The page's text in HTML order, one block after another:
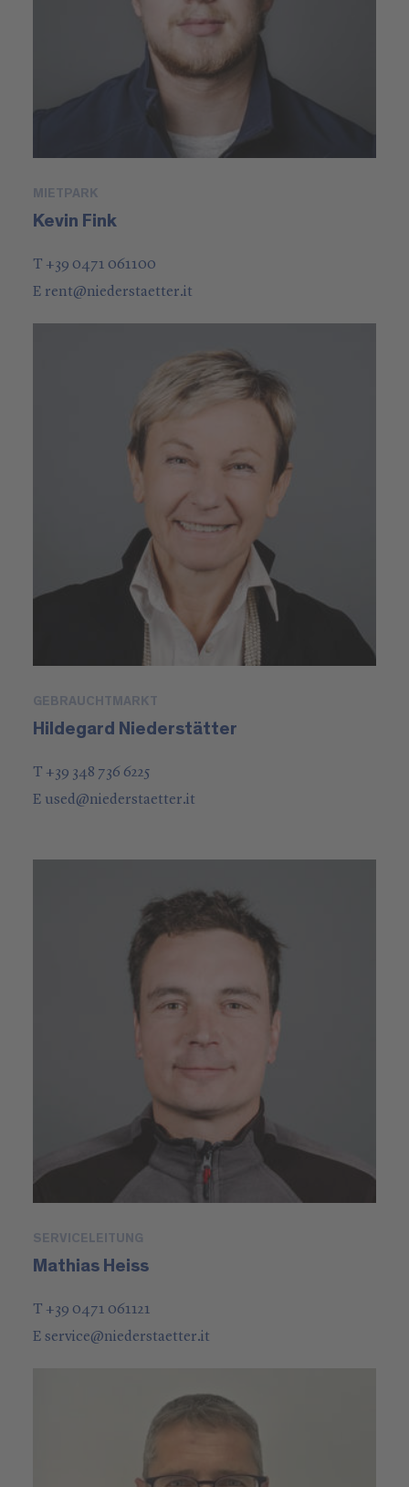
MIETPARK
Kevin Fink
T +39 0471 061100
E rent@niederstaetter.it
GEBRAUCHTMARKT
Hildegard Niederstätter
T +39 348 736 6225
E used@niederstaetter.it
SERVICELEITUNG
Mathias Heiss
T +39 0471 061121
Eservice@niederstaetter.it